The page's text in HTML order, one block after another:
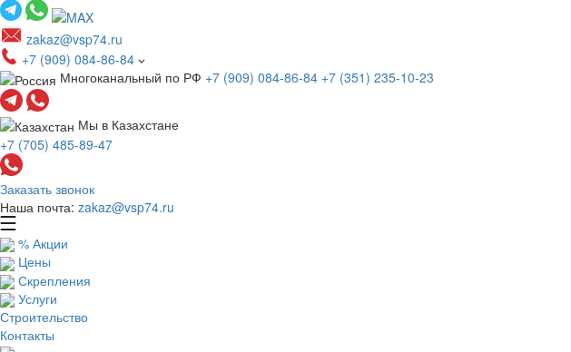
zakaz@vsp74.ru
+7 (909) 084-86-84
Многоканальный по РФ +7 (909) 084-86-84 +7 (351) 235-10-23
Мы в Казахстане
+7 (705) 485-89-47
Заказать звонок
Наша почта: zakaz@vsp74.ru
% Акции
Цены
Скрепления
Услуги
Строительство
Контакты